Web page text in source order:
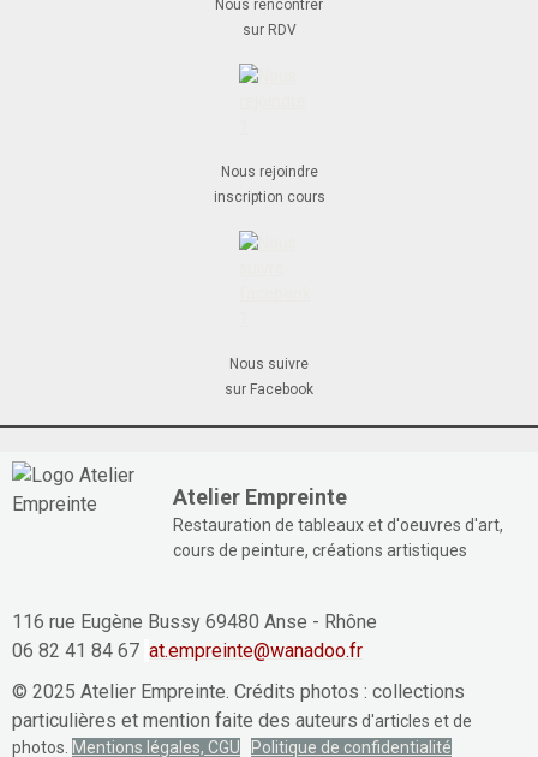
Nous rencontrer
sur RDV
Nous rejoindre
inscription cours
Nous suivre
sur Facebook
Atelier Empreinte
Restauration de tableaux et d'oeuvres d'art,
cours de peinture, créations artistiques
116 rue Eugène Bussy 69480 Anse - Rhône
06 82 41 84 67 at.empreinte@wanadoo.fr
© 2025 Atelier Empreinte. Crédits photos : collections
particulières et mention faite des auteurs d'articles et de
photos. Mentions légales, CGU Politique de confidentialité